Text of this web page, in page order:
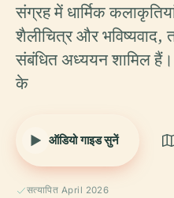
संग्रह में धार्मिक
शैलीचित्र और भविष्यवाद,
संबंधित अध्ययन शामिल हैं।
के
ऑडियो गाइड सुनें
सत्यापित April 2026